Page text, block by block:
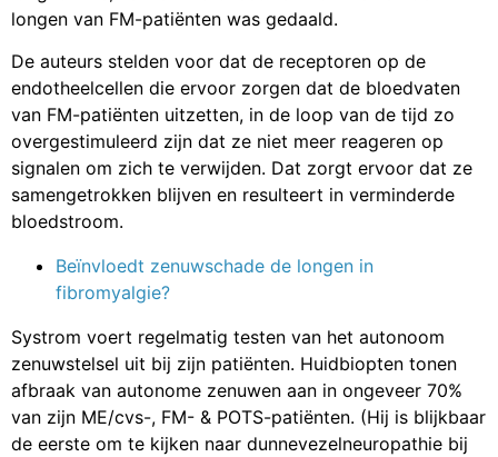
longen van FM-patiënten was gedaald.
De auteurs stelden voor dat de receptoren op de
endotheelcellen die ervoor zorgen dat de bloedvaten
van FM-patiënten uitzetten, in de loop van de tijd zo
overgestimuleerd zijn dat ze niet meer reageren op
signalen om zich te verwijden. Dat zorgt ervoor dat ze
samengetrokken blijven en resulteert in verminderde
bloedstroom.
Beïnvloedt zenuwschade de longen in
fibromyalgie?
Systrom voert regelmatig testen van het autonoom
zenuwstelsel uit bij zijn patiënten. Huidbiopten tonen
afbraak van autonome zenuwen aan in ongeveer 70%
van zijn ME/cvs-, FM- & POTS-patiënten. (Hij is blijkbaar
de eerste om te kijken naar dunnevezelneuropathie bij